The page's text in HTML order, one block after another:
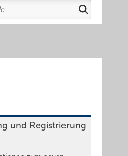
und Registrierung